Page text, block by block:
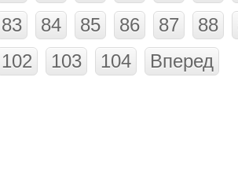
83
84 85 86 87 88
102
103 104 Вперед